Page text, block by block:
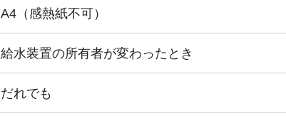
A4（感熱紙不可）
給水装置の所有者が変わったとき
だれでも